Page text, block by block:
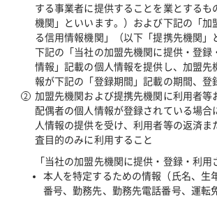
する事業者に提供することを業とするも
機関」といいます。）および下記の「加
る信用情報機関」（以下「提携先機関」
下記の「当社の加盟先機関に提供・登録
情報」記載の個人情報を提供し、加盟先
報が下記の「登録期間」記載の期間、登
加盟先機関および提携先機関に利用者等
配偶者の個人情報が登録されている場合
人情報の提供を受け、利用者等の返済ま
査目的のみに利用すること
「当社の加盟先機関に提供・登録・利用
本人を特定するための情報（氏名、生
番号、勤務先、勤務先電話番号、運転